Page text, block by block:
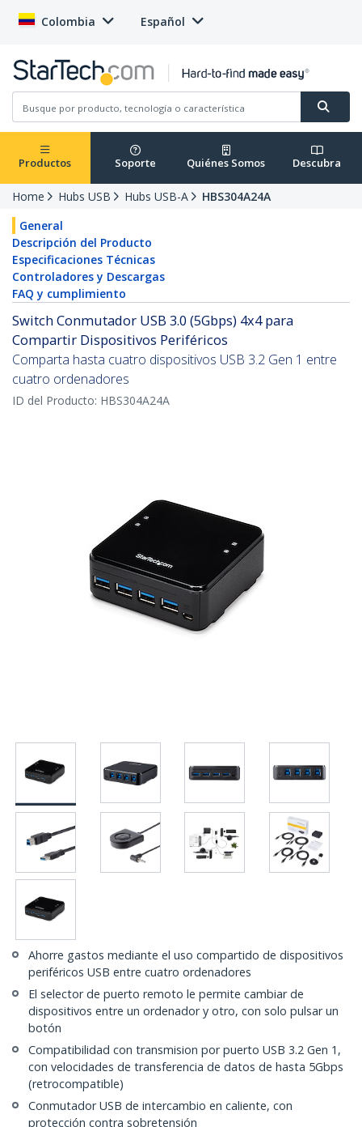
Colombia Español
Productos Soporte Quiénes Somos Descubra
Home Hubs USB Hubs USB-A
HBS304A24A
General
Descripción del Producto
Especificaciones Técnicas
Controladores y Descargas
FAQ y cumplimiento
Switch Conmutador USB 3.0 (5Gbps) 4x4 para
Compartir Dispositivos Periféricos
Comparta hasta cuatro dispositivos USB 3.2 Gen 1 entre
cuatro ordenadores
ID del Producto: HBS304A24A
Ahorre gastos mediante el uso compartido de dispositivos
periféricos USB entre cuatro ordenadores
El selector de puerto remoto le permite cambiar de
dispositivos entre un ordenador y otro, con solo pulsar un
botón
Compatibilidad con transmision por puerto USB 3.2 Gen 1,
con velocidades de transferencia de datos de hasta 5Gbps
(retrocompatible)
Conmutador USB de intercambio en caliente, con
protección contra sobretensión